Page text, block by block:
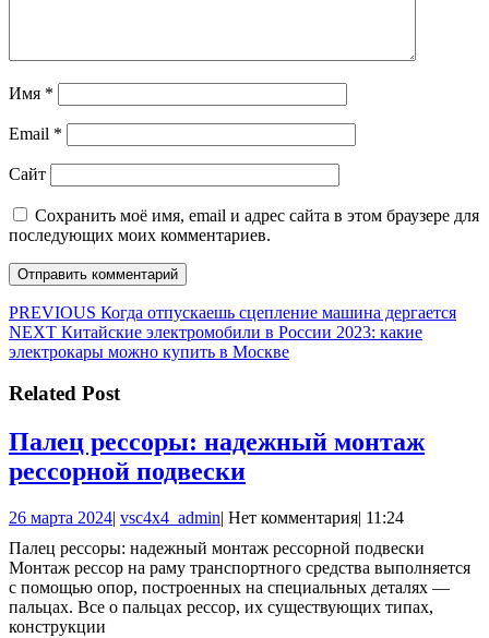
Имя *
Email *
Сайт
Сохранить моё имя, email и адрес сайта в этом браузере для
последующих моих комментариев.
Навигация
по
PREVIOUS Предыдущая
запись:
Когда отпускаешь сцепление машина дергается
NEXT Следующая
запись:
Китайские электромобили в России 2023: какие
электрокары можно купить в Москве
Related Post
Палец рессоры: надежный монтаж
рессорной подвескиПалец
надежный
монтаж
рессорной
подвески
26 марта 202426
2024
| vsc4x4_adminvsc4x4_admin
| Нет комментария| 11:24
Палец рессоры: надежный монтаж рессорной подвески
Монтаж рессор на раму транспортного средства выполняется
с помощью опор, построенных на специальных деталях —
пальцах. Все о пальцах рессор, их существующих типах,
конструкции